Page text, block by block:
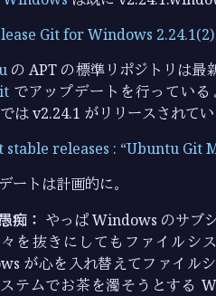
Git for Windows
の APT の標準リポジトリは最
でアップデートを行ってい
は v2.24.1 がリリースされてい
stable releases : “Ubuntu Git
ートは計画的に。
痴： やっぱ Windows のサブ
を抜きにしてもファイルシ
が心を入れ替えてファイル
テムでお茶を濁そうとする